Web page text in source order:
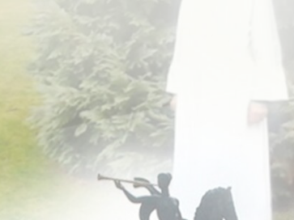
поэтому там критерием было именно качество.
давало возможность первым выбрать участки
вы могли выбрать наиболее интересные вам
в большом формате Храм был изображён, очень
момент. Не все читатели знают, что картоном в
если маленькая, а рабочий рисунок для
орнамента.